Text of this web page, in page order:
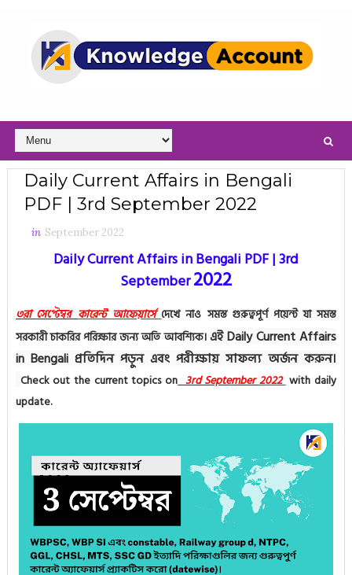
Daily Current Affairs in Bengali
PDF | 3rd September 2022
in September 2022
Daily Current Affairs in Bengali PDF | 3rd
September2022
৩রাসেপ্টেম্বর কারেন্ট আফেয়ার্সেদেখে নাও সমস্ত গুরুত্বপূর্ণ পয়েন্ট যা সমস্ত
সরকারী চাকরির পরিক্ষার জন্য অতি আবশ্যিক।এই Daily Current Affairs
in Bengali প্রতিদিন পড়ুন এবং পরীক্ষায় সাফল্য অর্জন করুন।
Check out the current topics on3rd September2022 with daily
update.